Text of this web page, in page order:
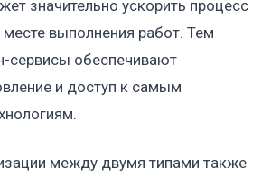
значительно ускорить процесс
выполнения работ. Тем
сервисы обеспечивают
и доступ к самым
между двумя типами также